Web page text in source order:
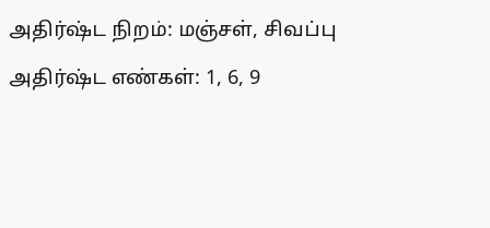
அதிர்ஷ்ட நிறம்: மஞ்சள், சிவப்பு
அதிர்ஷ்ட எண்கள்: 1, 6, 9